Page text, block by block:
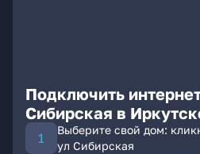
Подключить
Сибирская в
Выберите свой дом:
ул Сибирская